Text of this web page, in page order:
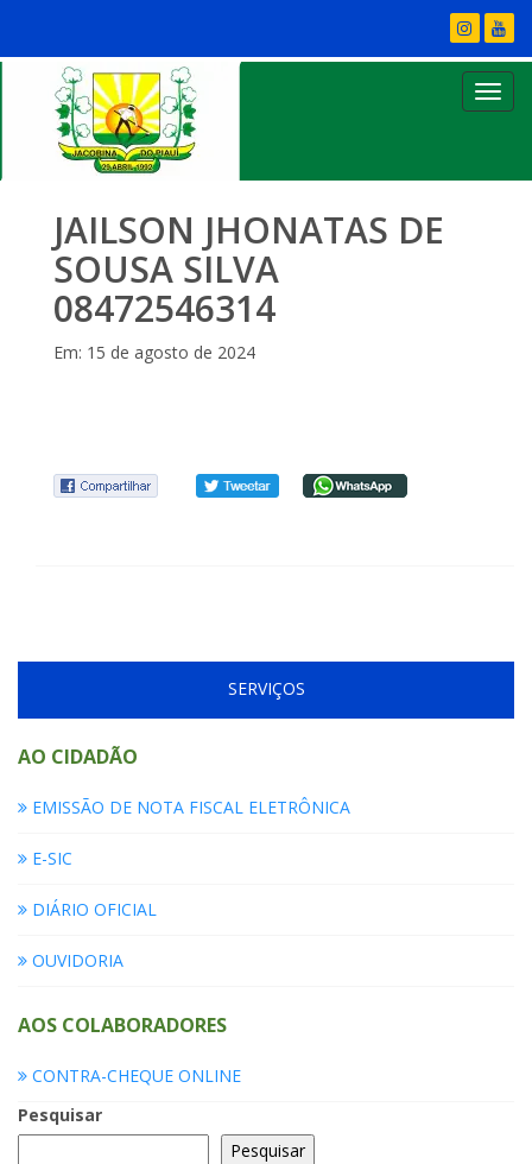
JAILSON JHONATAS DE
SOUSA SILVA
08472546314
Em: 15 de agosto de 2024
SERVIÇOS
AO CIDADÃO
EMISSÃO DE NOTA FISCAL ELETRÔNICA
E-SIC
DIÁRIO OFICIAL
OUVIDORIA
AOS COLABORADORES
CONTRA-CHEQUE ONLINE
Pesquisar
Pesquisar